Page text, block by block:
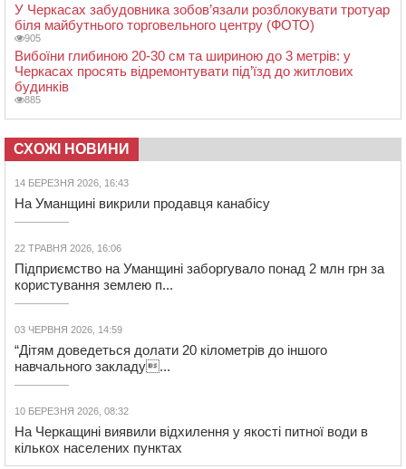
У Черкасах забудовника зобов’язали розблокувати тротуар
біля майбутнього торговельного центру (ФОТО)
905
Вибоїни глибиною 20-30 см та шириною до 3 метрів: у
Черкасах просять відремонтувати під’їзд до житлових
будинків
885
СХОЖІ НОВИНИ
14 БЕРЕЗНЯ 2026, 16:43
На Уманщині викрили продавця канабісу
22 ТРАВНЯ 2026, 16:06
Підприємство на Уманщині заборгувало понад 2 млн грн за
користування землею п...
03 ЧЕРВНЯ 2026, 14:59
“Дітям доведеться долати 20 кілометрів до іншого
навчального закладу...
10 БЕРЕЗНЯ 2026, 08:32
На Черкащині виявили відхилення у якості питної води в
кількох населених пунктах